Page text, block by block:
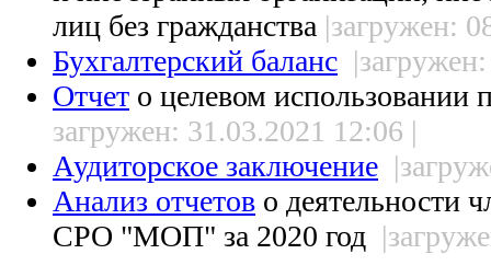
лиц без гражданства |загружен:
Бухгалтерский баланс
Отчет о целевом
загружен: 31.03.2021 12:06 |
Аудиторское заключение
Анализ отчетов о деятельности
СРО "МОП" за 2020 год